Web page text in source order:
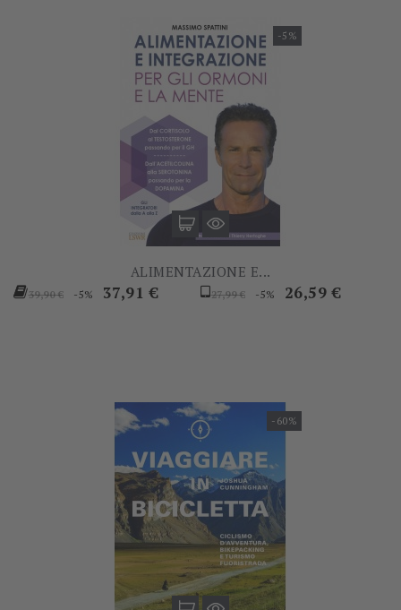
-5%
ALIMENTAZIONE E...
Prezzo
39,90 € -5% Prezzo
37,91 €
Prezzo
27,99 € -5% Prezzo
26,59 €
-60%